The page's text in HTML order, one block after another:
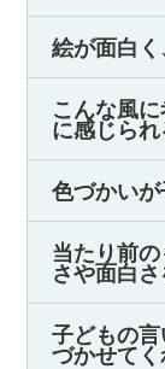
絵が面白
こんな風
に感じら
色づかい
当たり前
さや面白
子どもの
づかせてく